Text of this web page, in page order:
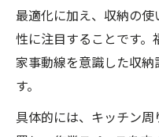
最適化に加え、収納の
性に注目することです。
家事動線を意識した収
す。
具体的には、キッチン